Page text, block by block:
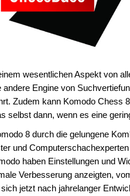
wesentlichen Aspekt von
Engine von
Zudem kann Komodo Chess
selbst dann, wenn es eine
8 durch die gelungene
und
haben Einstellungen und
Verbesserung anzeigten,
jetzt nach jahrelanger